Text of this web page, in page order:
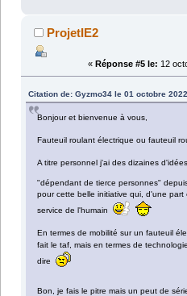
ProjetIE2
« Réponse #5 le: 12
Citation de: Gyzmo34 le 01 octobre
Bonjour et bienvenue à vous,
Fauteuil roulant électrique ou fauteuil
A titre personnel j'ai des dizaines
"dépendant de tierce personnes"
pour cette belle initiative qui, d'une
service de l'humain
En termes de mobilité sur un fauteuil
fait le taf, mais en termes de
dire
Bon, je fais le pitre mais un peut de